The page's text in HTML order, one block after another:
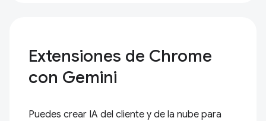
Extensiones de Chrome
con Gemini
Puedes crear IA del cliente y de la nube para